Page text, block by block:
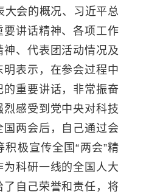
大会的概况、习近平总
讲话精神、各项工作
、代表团活动情况及
表示，在参会过程中
重要讲话，非常振奋
感受到党中央对科技
两会后，自己通过会
极宣传全国“两会”精
科研一线的全国人大
自己荣誉和责任，将